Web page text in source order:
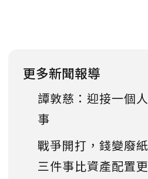
更多新聞報導
譚敦慈：迎接一個
事
戰爭開打，錢變廢
三件事比資產配置